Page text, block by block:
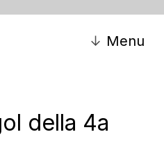
↓ Menu
della 4a